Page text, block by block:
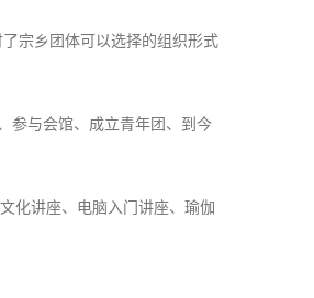
宗乡团体可以选择的组织形式
参与会馆、成立青年团、到今
化讲座、电脑入门讲座、瑜伽